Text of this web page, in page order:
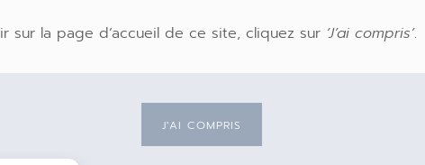
sur la page d’accueil de ce site, cliquez sur ‘J’ai compris’.
J'AI COMPRIS